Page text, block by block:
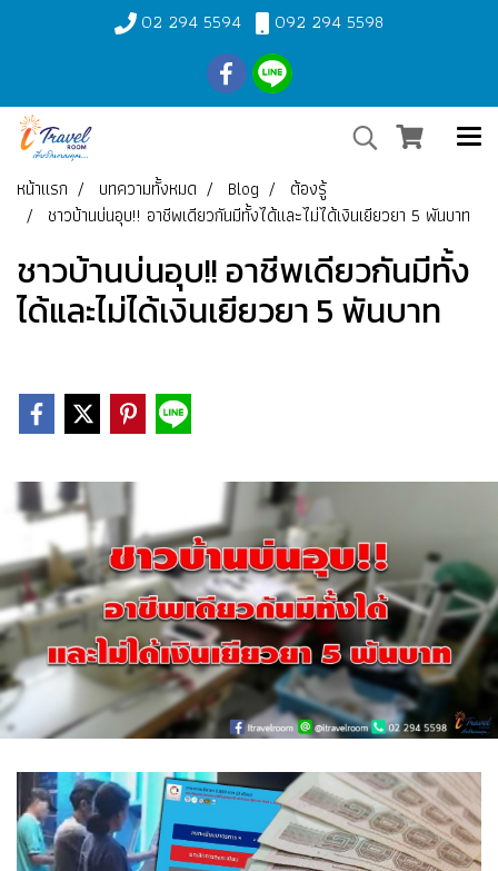
02 294 5594 092 294 5598
หน้าแรก บทความทั้งหมด Blog
ต้องรู้
ชาวบ้านบ่นอุบ!! อาชีพเดียวกันมีทั้งได้และไม่ได้เงินเยียวยา 5 พันบาท
ชาวบ้านบ่นอุบ!! อาชีพเดียวกันมีทั้ง
ได้และไม่ได้เงินเยียวยา 5 พันบาท